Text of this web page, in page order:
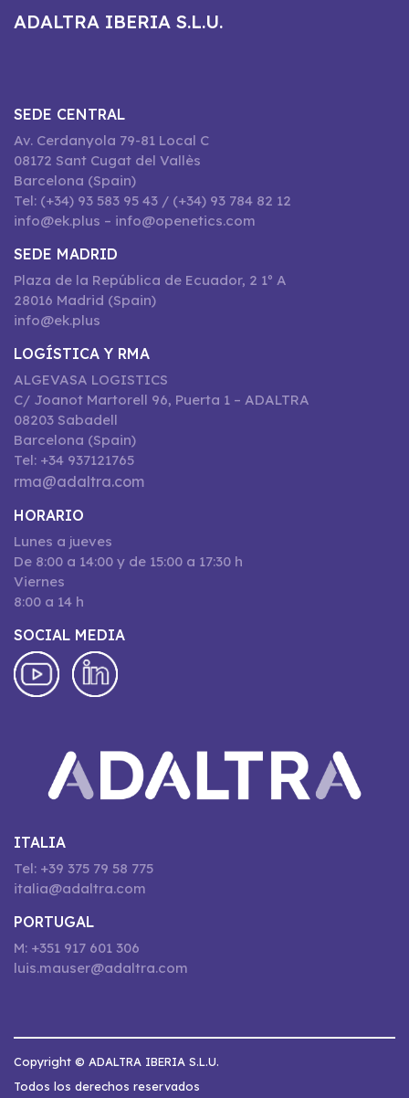
ADALTRA IBERIA S.L.U.
SEDE CENTRAL
Av. Cerdanyola 79-81 Local C
08172 Sant Cugat del Vallès
Barcelona (Spain)
Tel: (+34) 93 583 95 43 / (+34) 93 784 82 12
info@ek.plus – info@openetics.com
SEDE MADRID
Plaza de la República de Ecuador, 2 1º A
28016 Madrid (Spain)
info@ek.plus
LOGÍSTICA Y RMA
ALGEVASA LOGISTICS
C/ Joanot Martorell 96, Puerta 1 – ADALTRA
08203 Sabadell
Barcelona (Spain)
Tel: +34 937121765
rma@adaltra.com
HORARIO
Lunes a jueves
De 8:00 a 14:00 y de 15:00 a 17:30 h
Viernes
8:00 a 14 h
SOCIAL MEDIA
ITALIA
Tel: +39 375 79 58 775
italia@adaltra.com
PORTUGAL
M: +351 917 601 306
luis.mauser@adaltra.com
Copyright © ADALTRA IBERIA S.L.U.
Todos los derechos reservados